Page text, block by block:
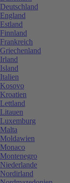
Deutschland
England
Estland
Finnland
Frankreich
Griechenland
Irland
Island
Italien
Kosovo
Kroatien
Lettland
Litauen
Luxemburg
Malta
Moldawien
Monaco
Montenegro
Niederlande
Nordirland